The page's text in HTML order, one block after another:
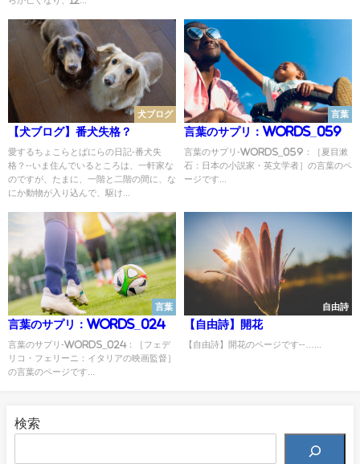
犬ブログ
【犬ブログ】番犬失格？
愛するちょこらとばにらの日記-番犬失
格？--いま住んでいるところは、一軒家な
のですが、たまに、一階と二階の間に、な
にか動物が入り込んで、駆け...
言葉
言葉のサプリ：Words_059
言葉のサプリ-Words_059：［夏目漱
石：日本の小説家・英文学者］の言葉のペ
ージです...
言葉
言葉のサプリ：Words_024
言葉のサプリ-Words_024：［フェデ
リコ・フェリーニ：イタリアの映画監督］
の言葉のページです...
自由詩
【自由詩】開花
【自由詩】開花のページです--…...
検索